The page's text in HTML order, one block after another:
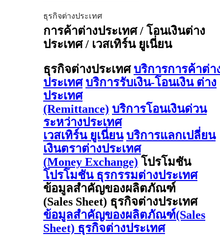
ธุรกิจต่างประเทศ
การค้าต่างประเทศ / โอนเงินต่าง
ประเทศ / เวสเทิร์น ยูเนี่ยน
ธุรกิจต่างประเทศ บริการการค้าต่า
ประเทศ บริการรับเงิน-โอนเงิน ต่าง
ประเทศ
(Remittance) บริการโอนเงินด่วน
ระหว่างประเทศ
เวสเทิร์น ยูเนี่ยน บริการแลกเปลี่ยน
เงินตราต่างประเทศ
(Money Exchange) โปรโมชัน
โปรโมชัน ธุรกรรมต่างประเทศ
ข้อมูลสำคัญของผลิตภัณฑ์
(Sales Sheet) ธุรกิจต่างประเทศ
ข้อมูลสำคัญของผลิตภัณฑ์(Sales
Sheet) ธุรกิจต่างประเทศ